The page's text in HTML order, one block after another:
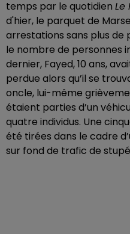
temps par le quotidien Le
d'hier, le parquet de
arrestations sans plus de
le nombre de personnes
dernier, Fayed, 10 ans,
perdue alors qu’il se
oncle, lui-même
étaient parties d’un
quatre individus. Une
été tirées dans le cadre
sur fond de trafic de